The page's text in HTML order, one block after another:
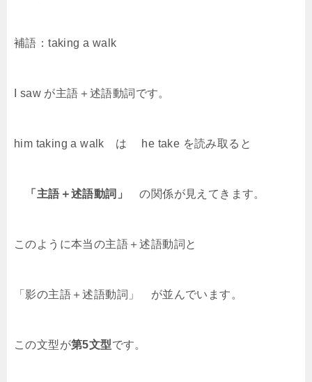
補語：taking a walk
I saw が主語＋述語動詞です。
him taking a walk は he take を読み取ると
「主語＋述語動詞」 の関係が見えてきます。
このように本当の主語＋述語動詞と
「影の主語＋述語動詞」 が並んでいます。
この文型が第5文型です。